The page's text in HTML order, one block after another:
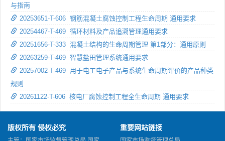
与指南
20253651-T-606 钢筋混凝土腐蚀控制工程生命周期 通用要求
20254467-T-469 循环材料及产品追溯管理通用要求
20251656-T-333 混凝土结构的生命周期管理 第1部分：通用原则
20263259-T-469 智慧盐田管理系统通用要求
20257002-T-469 用于电工电子产品与系统生命周期评价的产品种类
规则
20261122-T-606 核电厂腐蚀控制工程全生命周期 通用要求
版权所有 侵权必究 重要网站链接